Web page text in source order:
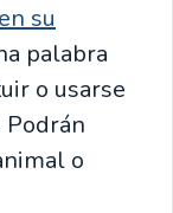
su
palabra
o usarse
o